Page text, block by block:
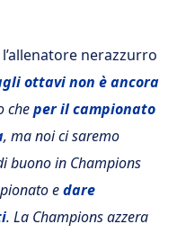
l’allenatore nerazzurro
ottavi non è ancora
cheper il campionato
, ma noi ci saremo
buono in Champions
edare
. La Champions azzera